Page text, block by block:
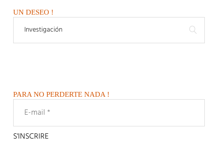
UN DESEO !
PARA NO PERDERTE NADA !